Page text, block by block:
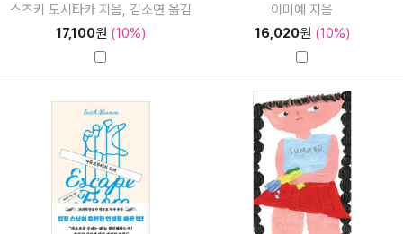
스즈키 도시타카 지음, 김소연 옮김
17,100원 (10%)
이미예 지음
16,020원 (10%)